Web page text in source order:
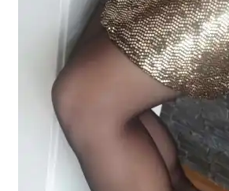
Rozwiń
menu
potomne